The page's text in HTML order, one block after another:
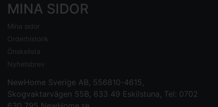
MINA SIDOR
Mina sidor
Orderhistorik
Önskelista
Nyhetsbrev
NewHome Sverige AB, 556810-4615,
Skogvaktarvägen 55B, 633 49 Eskilstuna, Tel: 0702